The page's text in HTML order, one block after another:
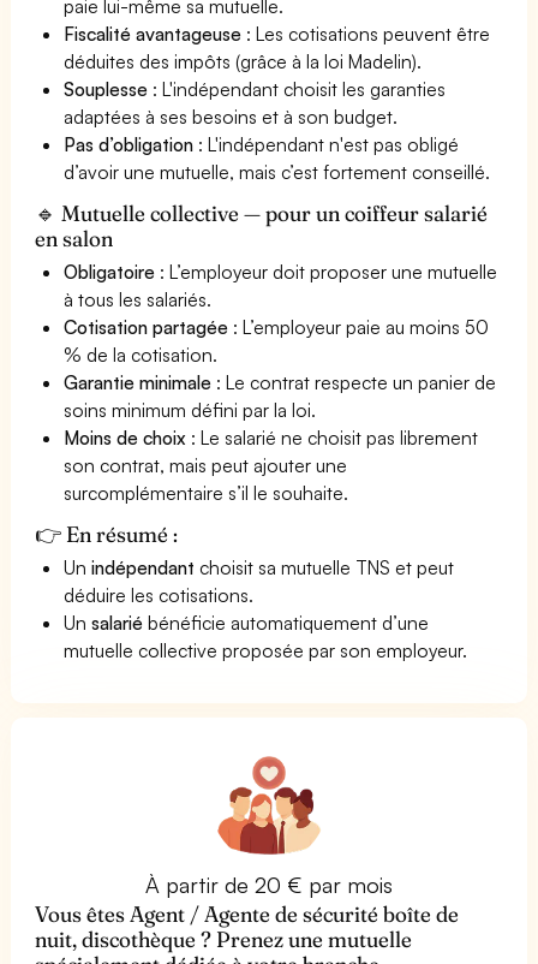
paie lui-même sa mutuelle.
Fiscalité avantageuse : Les cotisations peuvent être
déduites des impôts (grâce à la loi Madelin).
Souplesse : L'indépendant choisit les garanties
adaptées à ses besoins et à son budget.
Pas d’obligation : L'indépendant n'est pas obligé
d’avoir une mutuelle, mais c’est fortement conseillé.
🔹 Mutuelle collective — pour un coiffeur salarié
en salon
Obligatoire : L’employeur doit proposer une mutuelle
à tous les salariés.
Cotisation partagée : L’employeur paie au moins 50
% de la cotisation.
Garantie minimale : Le contrat respecte un panier de
soins minimum défini par la loi.
Moins de choix : Le salarié ne choisit pas librement
son contrat, mais peut ajouter une
surcomplémentaire s’il le souhaite.
👉 En résumé :
Unindépendant choisit sa mutuelle TNS et peut
déduire les cotisations.
Unsalarié bénéficie automatiquement d’une
mutuelle collective proposée par son employeur.
À partir de 20 € par mois
Vous êtes Agent / Agente de sécurité boîte de
nuit, discothèque ? Prenez une mutuelle